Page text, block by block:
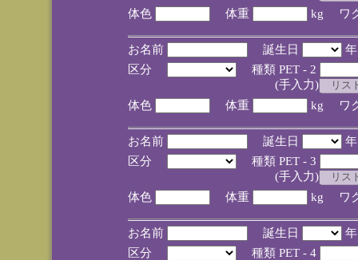
体色
体重 kg ワ
お名前 誕生日
区分
種類 PET - 2
(手入力)
体色
体重 kg ワ
お名前 誕生日
区分
種類 PET - 3
(手入力)
体色
体重 kg ワ
お名前 誕生日
区分
種類 PET - 4